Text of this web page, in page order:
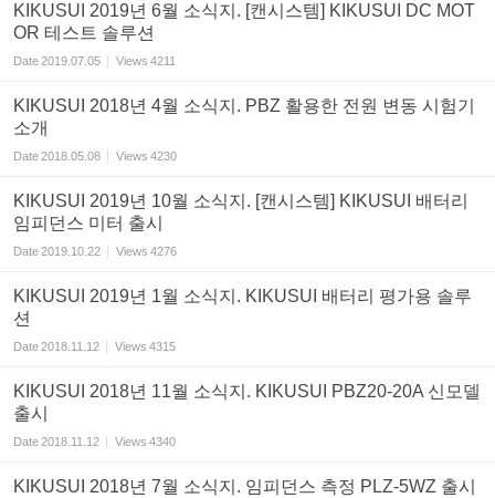
KIKUSUI 2019년 6월 소식지. [캔시스템] KIKUSUI DC MOT
OR 테스트 솔루션
Date2019.07.05 Views 4211
KIKUSUI 2018년 4월 소식지. PBZ 활용한 전원 변동 시험기
소개
Date2018.05.08 Views 4230
KIKUSUI 2019년 10월 소식지. [캔시스템] KIKUSUI 배터리
임피던스 미터 출시
Date2019.10.22 Views 4276
KIKUSUI 2019년 1월 소식지. KIKUSUI 배터리 평가용 솔루
션
Date2018.11.12 Views 4315
KIKUSUI 2018년 11월 소식지. KIKUSUI PBZ20-20A 신모델
출시
Date2018.11.12 Views 4340
KIKUSUI 2018년 7월 소식지. 임피던스 측정 PLZ-5WZ 출시